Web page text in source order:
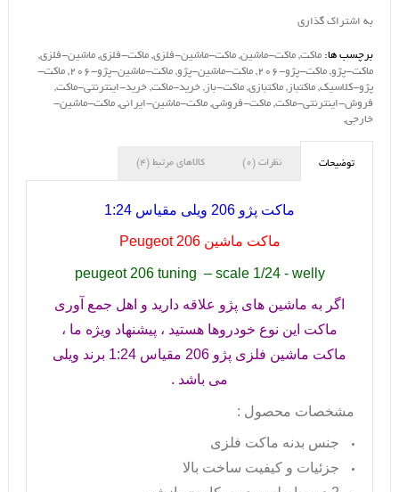
به اشتراک گذاری
برچسب ها: ماکت, ماکت-ماشین, ماکت-ماشین-فلزی, ماکت-فلزی, ماشین-فلزی,
ماکت-پژو, ماکت-پژو-206 , ماکت-ماشین-پژو, ماکت-ماشین-پژو-206 , ماکت-
پژو-کلاسیک, ماکتباز , ماکتبازی, ماکت-باز , خرید-ماکت, خرید-اینترنتی-ماکت,
فروش-اینترنتی-ماکت, ماکت-فروشی, ماکت-ماشین-ایرانی, ماکت-ماشین-
خارجی,
توضیحات نظرات (0) کالاهای مرتبط (4)
ماکت پژو 206 ویلی مقیاس 1:24
ماکت ماشینPeugeot 206
peugeot 206 tuning – scale 1/24 - welly
اگر به ماشین های پژو علاقه دارید و اهل جمع آوری
ماکت این نوع خودروها هستید ، پیشنهاد ویژه ما ،
ماکت ماشین فلزی پژو 206 مقیاس 1:24 برند ویلی
می باشد .
مشخصات محصول :
جنس بدنه ماکت فلزی
جزئیات و کیفیت ساخت بالا